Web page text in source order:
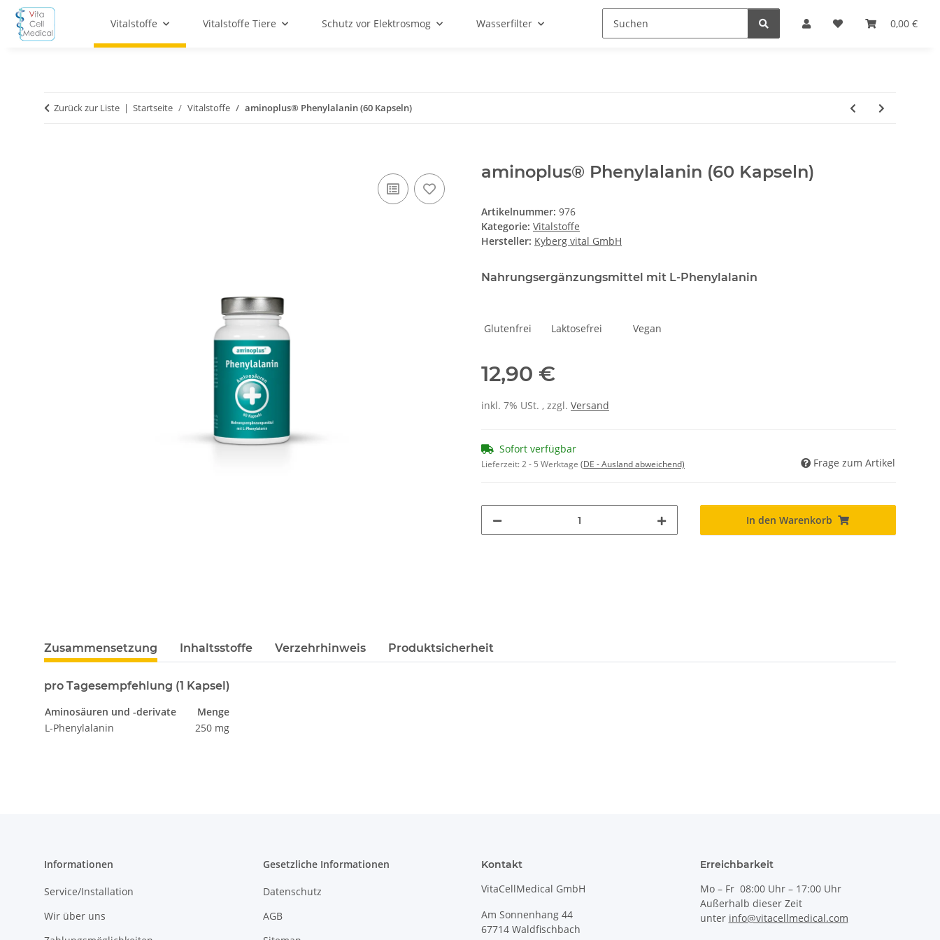
0,00 €
Vitalstoffe Vitalstoffe Tiere Schutz vor Elektrosmog Wasserfilter
Zurück zur Liste Startseite Vitalstoffe aminoplus® Phenylalanin (60 Kapseln)
aminoplus® Phenylalanin (60 Kapseln)
Artikelnummer: 976
Kategorie: Vitalstoffe
Hersteller: Kyberg vital GmbH
Nahrungsergänzungsmittel mit L-Phenylalanin
Glutenfrei Laktosefrei Vegan
12,90 €
inkl. 7% USt. , zzgl. Versand
Sofort verfügbar
Lieferzeit:2 - 5 Werktage (DE - Ausland abweichend) Frage zum Artikel
In den Warenkorb
Zusammensetzung Inhaltsstoffe Verzehrhinweis Produktsicherheit
pro Tagesempfehlung (1 Kapsel)
Aminosäuren und -derivate
Menge
L-Phenylalanin
250 mg
Informationen
Service/Installation
Wir über uns
Gesetzliche Informationen
Datenschutz
AGB
Kontakt
VitaCellMedical GmbH
Am Sonnenhang 44
67714 Waldfischbach
Erreichbarkeit
Mo – Fr 08:00 Uhr – 17:00 Uhr
Außerhalb dieser Zeit
unter info@vitacellmedical.com